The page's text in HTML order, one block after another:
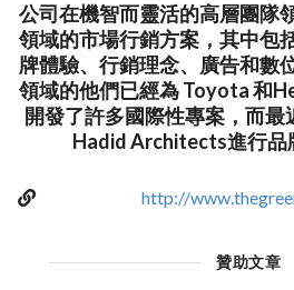
公司在機智而靈活的高層團隊
領域的市場行銷方案，其中包
牌體驗、行銷理念、廣告和數
領域的他們已經為 Toyota 和
開發了許多國際性專案，而最
Hadid Architects進行品
http://
贊助文章